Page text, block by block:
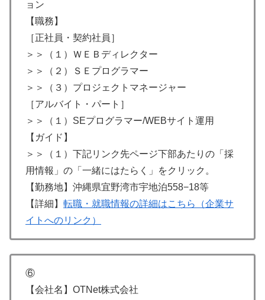
ョン
【職務】
［正社員・契約社員］
＞＞（１）ＷＥＢディレクター
＞＞（２）ＳＥプログラマー
＞＞（３）プロジェクトマネージャー
［アルバイト・パート］
＞＞（１）SEプログラマー/WEBサイト運用
【ガイド】
＞＞（１）下記リンク先ページ下部あたりの「採
用情報」の「一緒にはたらく」をクリック。
【勤務地】沖縄県宜野湾市宇地泊558−18等
【詳細】 転職・就職情報の詳細はこちら（企業サ
イトへのリンク）
⑥
【会社名】OTNet株式会社